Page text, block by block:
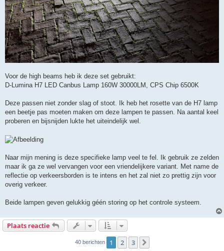
Voor de high beams heb ik deze set gebruikt:
D-Lumina H7 LED Canbus Lamp 160W 30000LM, CPS Chip 6500K
Deze passen niet zonder slag of stoot. Ik heb het rosette van de H7 lamp
een beetje pas moeten maken om deze lampen te passen. Na aantal keel
proberen en bijsnijden lukte het uiteindelijk wel.
Naar mijn mening is deze specifieke lamp veel te fel. Ik gebruik ze zelden
maar ik ga ze wel vervangen voor een vriendelijkere variant. Met name de
reflectie op verkeersborden is te intens en het zal niet zo prettig zijn voor
overig verkeer.
Beide lampen geven gelukkig géén storing op het controle systeem.
Plaats reactie
40 berichten 1 2 3